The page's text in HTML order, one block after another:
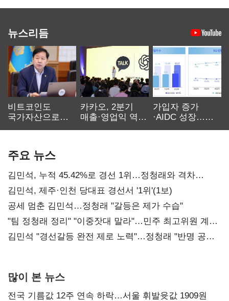
뉴스리듬
비트코인도
국가자산으로…'
카카오, 2분기
매출·영업익 역대
가입자 증가
·AIDC 성장…
주요 뉴스
김민석, 누적 45.42%로 경선 1위…정청래와 격차
0.86%p(2보)
김민석, 제주·인천 당대표 경선서 '1위'(1보)
공세 멈춘 김민석…정청래 "갈등은 제가 수습"
"팀 정청래 정리" "이중잣대 말라"…민주 최고위원 계파
다툼 격화
김민석 "경선갈등 완전 제로 노력"…정청래 "반명 공세
많이 본 뉴스
전국 기름값 12주 연속 하락…서울 휘발윳값 1909원